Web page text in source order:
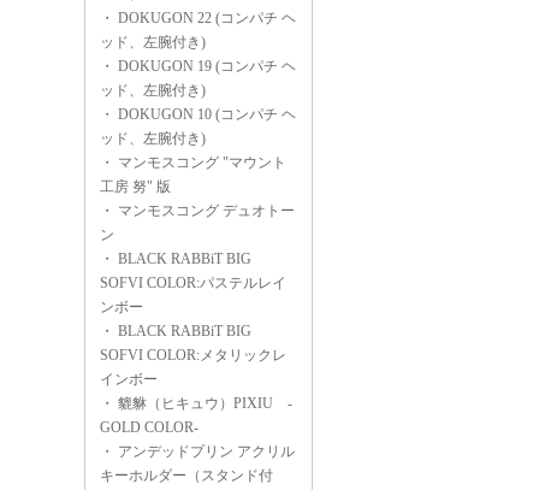
・ DOKUGON 22 (コンパチ ヘ
ッド、左腕付き)
・ DOKUGON 19 (コンパチ ヘ
ッド、左腕付き)
・ DOKUGON 10 (コンパチ ヘ
ッド、左腕付き)
・ マンモスコング "マウント
工房 努" 版
・ マンモスコング デュオトー
ン
・ BLACK RABBiT BIG
SOFVI COLOR:パステルレイ
ンボー
・ BLACK RABBiT BIG
SOFVI COLOR:メタリックレ
インボー
・ 貔貅（ヒキュウ）PIXIU -
GOLD COLOR-
・ アンデッドプリン アクリル
キーホルダー（スタンド付